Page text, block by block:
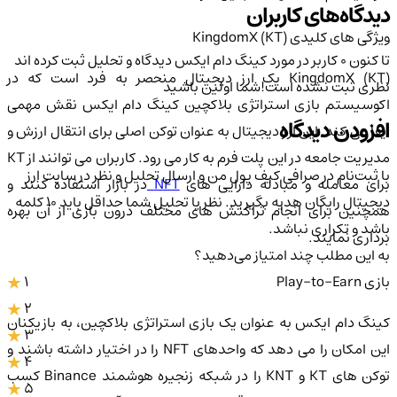
ویژگی های کلیدی KingdomX (KT)
KingdomX (KT) یک ارز دیجیتال منحصر به فرد است که در
اکوسیستم بازی استراتژی بلاکچین کینگ دام ایکس نقش مهمی
ایفا می کند. این ارز دیجیتال به عنوان توکن اصلی برای انتقال ارزش و
مدیریت جامعه در این پلت فرم به کار می رود. کاربران می توانند از KT
برای معامله و مبادله دارایی هایNFT در بازار استفاده کنند و
همچنین برای انجام تراکنش های مختلف درون بازی از آن بهره
برداری نمایند.
بازی Play-to-Earn
کینگ دام ایکس به عنوان یک بازی استراتژی بلاکچین، به بازیکنان
این امکان را می دهد که واحدهای NFT را در اختیار داشته باشند و
توکن های KT و KNT را در شبکه زنجیره هوشمند Binance کسب
دیدگاه‌های کاربران
تا کنون 0 کاربر در مورد کینگ دام ایکسدیدگاه و تحلیل ثبت کرده اند
نظری ثبت نشده است!شما اولین باشید
افزودن دیدگاه
با ثبت‌نام در صرافی کیف پول من و ارسال تحلیل و نظر در سایت ارز
دیجیتال رایگان هدیه بگیرید. نظر یا تحلیل شما حداقل باید ۱۰ کلمه
باشد و تکراری نباشد.
به این مطلب چند امتیاز می‌دهید؟
3
4
5